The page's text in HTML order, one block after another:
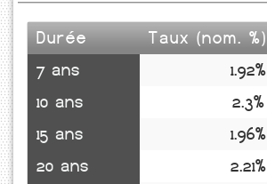
Durée
Taux (nom. %)
7 ans
1.92%
10 ans
2.3%
15 ans
1.96%
20 ans
2.21%